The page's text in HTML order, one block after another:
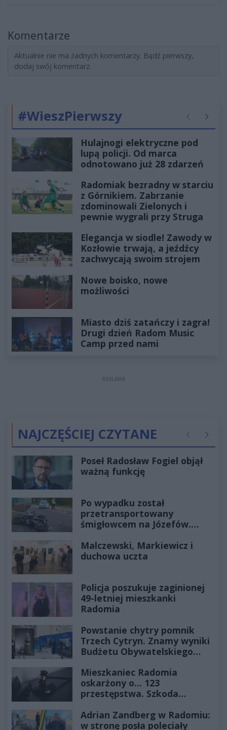
Komentarze
Aktualnie nie ma żadnych komentarzy. Bądź pierwszy,
dodaj swój komentarz.
#WieszPierwszy Poprzednie
Hulajnogi elektryczne pod
lupą policji. Od marca
odnotowano już 28 zdarzeń
Radomiak bezradny w starciu
z Górnikiem. Zabrzanie
zdominowali Zielonych i
pewnie wygrali przy Struga
Elegancja w siodle! Zawody w
Kozłowie trwają, a jeźdźcy
zachwycają swoim strojem
Nowe boisko, nowe
możliwości
Miasto dziś zatańczy i zagra!
Drugi dzień Radom Music
Camp przed nami
REKLAMA
NAJCZĘŚCIEJ CZYTANE Poprzednie
Poseł Radosław Fogiel objął
ważną funkcję
Po wypadku został
przetransportowany
śmigłowcem na Józefów.
Malczewski, Markiewicz i
duchowa uczta
Policja poszukuje zaginionej
49-letniej mieszkanki
Radomia
Powstanie chytry pomnik
Trzech Cytryn. Znamy wyniki
Budżetu Obywatelskiego
Mieszkaniec Radomia
oskarżony o... 123
przestępstwa. Szkoda
złotych
Adrian Zandberg w Radomiu:
w stronę posła poleciały